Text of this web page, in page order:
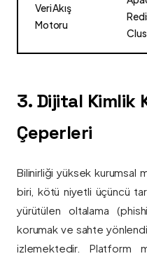
Veri Akış
Motoru
3. Dijital Kimlik
Çeperleri
Bilinirliği yüksek kurumsal
biri, kötü niyetli üçüncü
yürütülen oltalama
korumak ve sahte
izlemektedir. Platform